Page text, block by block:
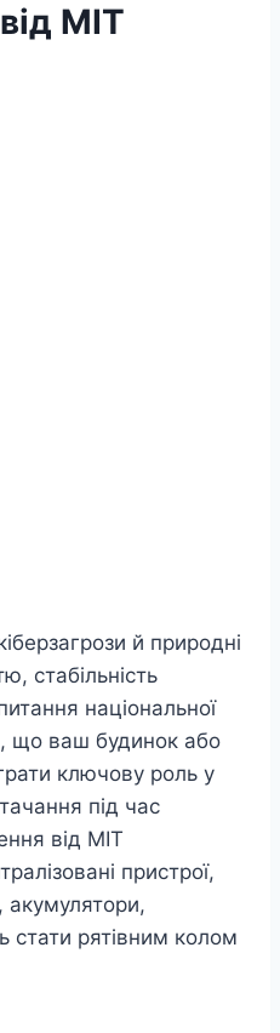
MIT
й природні
стабільність
національної
що ваш будинок або
ключову роль у
під час
від MIT
пристрої,
акумулятори,
стати рятівним колом